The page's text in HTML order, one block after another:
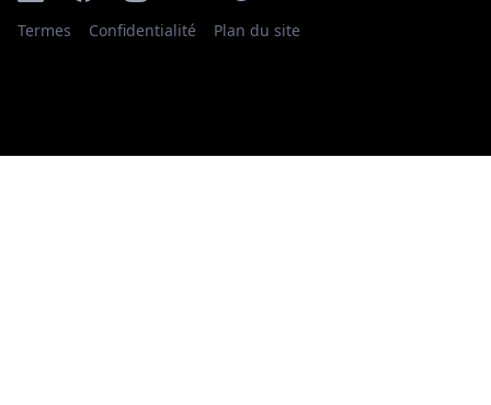
Termes Confidentialité Plan du site